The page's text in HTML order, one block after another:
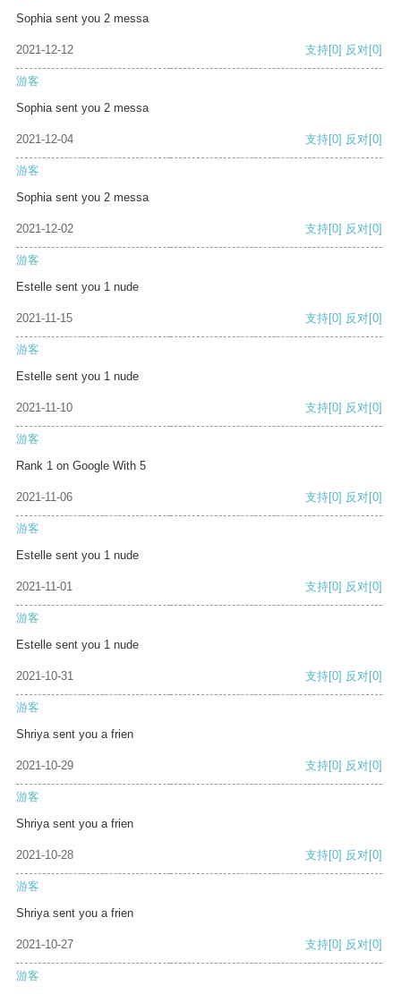
Sophia sent you 2 messa
2021-12-12 支持[0] 反对[0]
游客
Sophia sent you 2 messa
2021-12-04 支持[0] 反对[0]
游客
Sophia sent you 2 messa
2021-12-02 支持[0] 反对[0]
游客
Estelle sent you 1 nude
2021-11-15 支持[0] 反对[0]
游客
Estelle sent you 1 nude
2021-11-10 支持[0] 反对[0]
游客
Rank 1 on Google With 5
2021-11-06 支持[0] 反对[0]
游客
Estelle sent you 1 nude
2021-11-01 支持[0] 反对[0]
游客
Estelle sent you 1 nude
2021-10-31 支持[0] 反对[0]
游客
Shriya sent you a frien
2021-10-29 支持[0] 反对[0]
游客
Shriya sent you a frien
2021-10-28 支持[0] 反对[0]
游客
Shriya sent you a frien
2021-10-27 支持[0] 反对[0]
游客